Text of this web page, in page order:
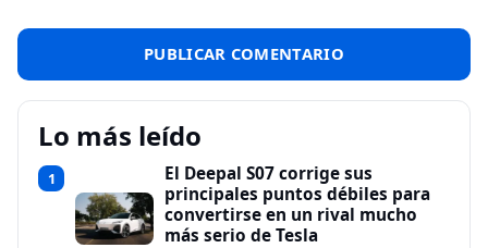
Lo más leído
1
El Deepal S07 corrige sus
principales puntos débiles para
convertirse en un rival mucho
más serio de Tesla